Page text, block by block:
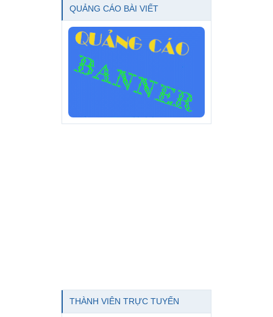
QUẢNG CÁO BÀI VIẾT
THÀNH VIÊN TRỰC TUYẾN